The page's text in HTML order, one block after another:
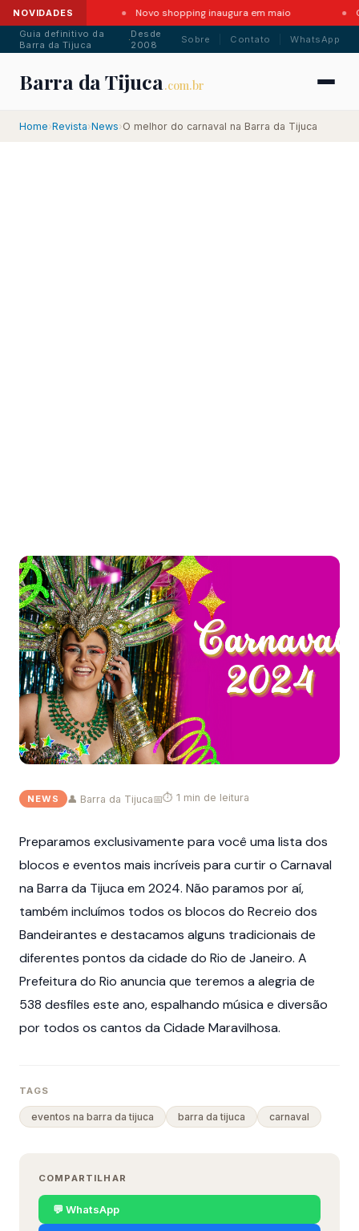
NOVIDADES
em 2026 Novo shopping inaugura em maio
Guia definitivo da
Barra da Tijuca
·Desde
2008
Sobre Contato WhatsApp
Barra da Tijuca .com.br
Home›Revista›News›O melhor do carnaval na Barra da Tijuca
O melhor do carnaval na Barra
NEWS 👤 Barra da Tijuca📅⏱ 1 min de leitura
Preparamos exclusivamente para você uma lista dos
blocos e eventos mais incríveis para curtir o Carnaval
na Barra da Tijuca em 2024. Não paramos por aí,
também incluímos todos os blocos do Recreio dos
Bandeirantes e destacamos alguns tradicionais de
diferentes pontos da cidade do Rio de Janeiro. A
Prefeitura do Rio anuncia que teremos a alegria de
538 desfiles este ano, espalhando música e diversão
por todos os cantos da Cidade Maravilhosa.
TAGS
eventos na barra da tijuca barra da tijuca carnaval
COMPARTILHAR
💬 WhatsApp